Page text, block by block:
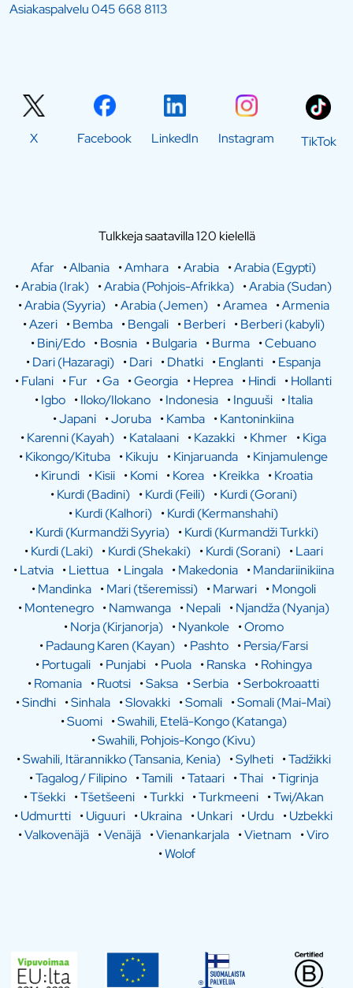
Asiakaspalvelu045 668 8113
X Facebook LinkedIn Instagram TikTok
Tulkkeja saatavilla 120 kielellä
Afar •Albania •Amhara •Arabia •Arabia (Egypti)
•Arabia (Irak) •Arabia (Pohjois-Afrikka) •Arabia (Sudan)
•Arabia (Syyria) •Arabia (Jemen) •Aramea •Armenia
•Azeri •Bemba •Bengali •Berberi •Berberi (kabyli)
•Bini/Edo •Bosnia •Bulgaria •Burma •Cebuano
•Dari (Hazaragi) •Dari •Dhatki •Englanti •Espanja
•Fulani •Fur •Ga •Georgia •Heprea •Hindi •Hollanti
•Igbo •Iloko/Ilokano •Indonesia •Inguuši •Italia
•Japani •Joruba •Kamba •Kantoninkiina
•Karenni (Kayah) •Katalaani •Kazakki •Khmer •Kiga
•Kikongo/Kituba •Kikuju •Kinjaruanda •Kinjamulenge
•Kirundi •Kisii •Komi •Korea •Kreikka •Kroatia
•Kurdi (Badini) •Kurdi (Feili) •Kurdi (Gorani)
•Kurdi (Kalhori) •Kurdi (Kermanshahi)
•Kurdi (Kurmandži Syyria) •Kurdi (Kurmandži Turkki)
•Kurdi (Laki) •Kurdi (Shekaki) •Kurdi (Sorani) •Laari
•Latvia •Liettua •Lingala •Makedonia •Mandariinikiina
•Mandinka •Mari (tšeremissi) •Marwari •Mongoli
•Montenegro •Namwanga •Nepali •Njandža (Nyanja)
•Norja (Kirjanorja) •Nyankole •Oromo
•Padaung Karen (Kayan) •Pashto •Persia/Farsi
•Portugali •Punjabi •Puola •Ranska •Rohingya
•Romania •Ruotsi •Saksa •Serbia •Serbokroaatti
•Sindhi •Sinhala •Slovakki •Somali •Somali (Mai-Mai)
•Suomi •Swahili, Etelä-Kongo (Katanga)
•Swahili, Pohjois-Kongo (Kivu)
•Swahili, Itärannikko (Tansania, Kenia) •Sylheti •Tadžikki
•Tagalog / Filipino •Tamili •Tataari •Thai •Tigrinja
•Tšekki •Tšetšeeni •Turkki •Turkmeeni •Twi/Akan
•Udmurtti •Uiguuri •Ukraina •Unkari •Urdu •Uzbekki
•Valkovenäjä •Venäjä •Vienankarjala •Vietnam •Viro
•Wolof